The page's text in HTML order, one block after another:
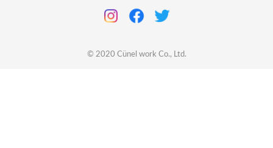
© 2020 Cünel work Co., Ltd.